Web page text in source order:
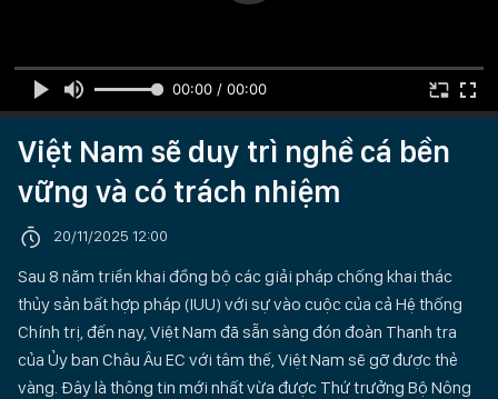
00:00 / 00:00
Việt Nam sẽ duy trì nghề cá bền
vững và có trách nhiệm
20/11/2025 12:00
Sau 8 năm triển khai đồng bộ các giải pháp chống khai thác
thủy sản bất hợp pháp (IUU) với sự vào cuộc của cả Hệ thống
Chính trị, đến nay, Việt Nam đã sẵn sàng đón đoàn Thanh tra
của Ủy ban Châu Âu EC với tâm thế, Việt Nam sẽ gỡ được thẻ
vàng. Đây là thông tin mới nhất vừa được Thứ trưởng Bộ Nông